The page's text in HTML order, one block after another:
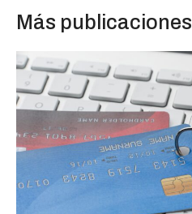
Más publicaciones